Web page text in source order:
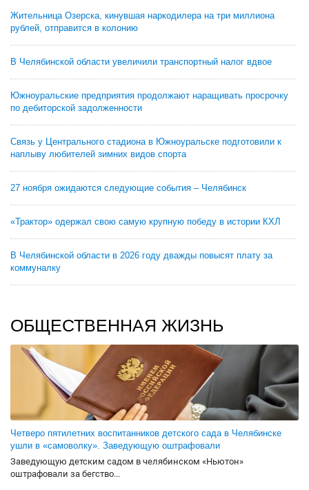
Жительница Озерска, кинувшая наркодилера на три миллиона
рублей, отправится в колонию
В Челябинской области увеличили транспортный налог вдвое
Южноуральские предприятия продолжают наращивать просрочку
по дебиторской задолженности
Связь у Центрального стадиона в Южноуральске подготовили к
наплыву любителей зимних видов спорта
27 ноября ожидаются следующие события – Челябинск
«Трактор» одержал свою самую крупную победу в истории КХЛ
В Челябинской области в 2026 году дважды повысят плату за
коммуналку
ОБЩЕСТВЕННАЯ ЖИЗНЬ
Четверо пятилетних воспитанников детского сада в Челябинске
ушли в «самоволку». Заведующую оштрафовали
Заведующую детским садом в челябинском «Ньютон»
оштрафовали за бегство...